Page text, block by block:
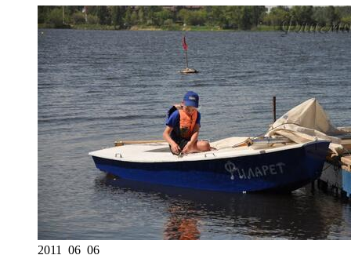
2011_06_06